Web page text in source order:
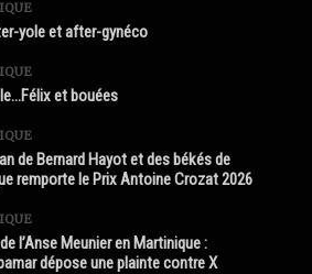
yole et after-gynéco
et bouées
de Bernard Hayot et des békés de
remporte le Prix Antoine Crozat 2026
l’Anse Meunier en Martinique :
dépose une plainte contre X